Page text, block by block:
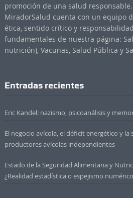
promoción de una salud
MiradorSalud cuenta con un equipo
ética, sentido crítico y
fundamentales de nuestra página:
nutrición), Vacunas, Salud Pública y
Entradas recientes
Eric Kandel: nazismo, psicoanálisis y
El negocio avícola, el déficit energético y
productores avícolas independientes
Estado de la Seguridad Alimentaria y
¿Realidad estadística o espejismo